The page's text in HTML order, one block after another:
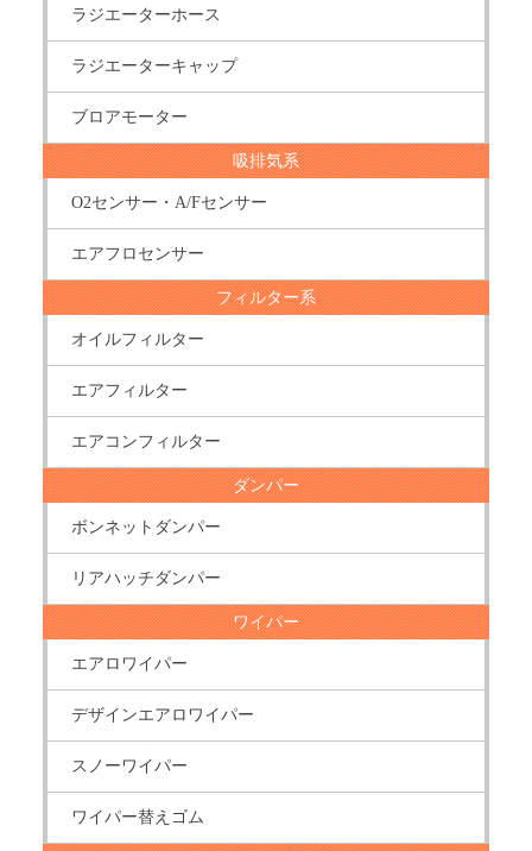
ラジエーターホース
ラジエーターキャップ
ブロアモーター
吸排気系
O2センサー・A/Fセンサー
エアフロセンサー
フィルター系
オイルフィルター
エアフィルター
エアコンフィルター
ダンパー
ボンネットダンパー
リアハッチダンパー
ワイパー
エアロワイパー
デザインエアロワイパー
スノーワイパー
ワイパー替えゴム